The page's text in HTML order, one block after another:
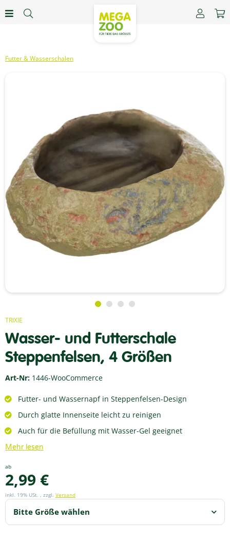
Futter & Wasserschalen
TRIXIE
Wasser- und Futterschale
Steppenfelsen, 4 Größen
Art-Nr: 1446-WooCommerce
Futter- und Wassernapf in Steppenfelsen-Design
Durch glatte Innenseite leicht zu reinigen
Auch für die Befüllung mit Wasser-Gel geeignet
Mehr lesen
ab
2,99 €
inkl. 19% USt. , zzgl. Versand
Bitte Größe wählen